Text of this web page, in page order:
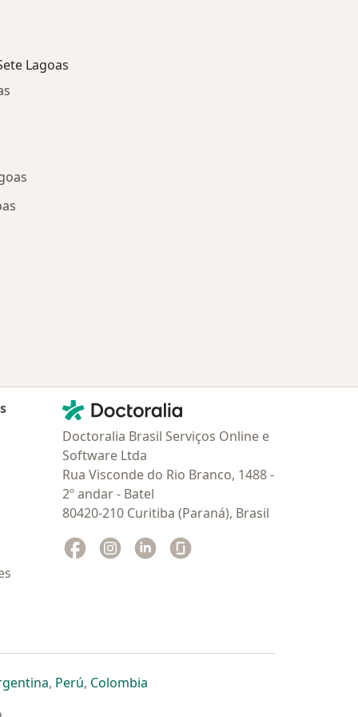
Lagoas
Contato
Doctoralia - Homepage
Doctoralia Brasil Serviços Online e
Software Ltda
Rua Visconde do Rio Branco, 1488 -
2º andar - Batel
80420-210 Curitiba (Paraná), Brasil
Facebook
abre num novo separador
Instagram
abre num novo separador
Linkedin
abre num novo separador
separador
num novo separador
abre num novo separador
, Perúabre num novo separador
, Colombiaabre num novo separador